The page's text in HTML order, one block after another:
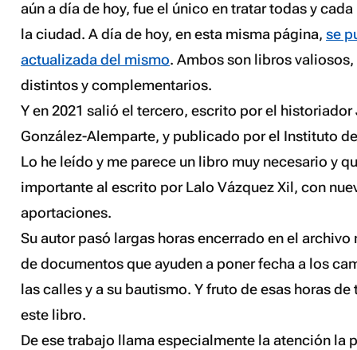
aún a día de hoy, fue el único en tratar todas y
la ciudad. A día de hoy, en esta misma página,se
actualizada del mismo. Ambos son libros
distintos y complementarios.
Y en 2021 salió el tercero, escrito por el
González-Alemparte, y publicado por el Instituto
Lo he leído y me parece un libro muy necesario y
importante al escrito por Lalo Vázquez Xil, con
aportaciones.
Su autor pasó largas horas encerrado en el
de documentos que ayuden a poner fecha a los
las calles y a su bautismo. Y fruto de esas horas
este libro.
De ese trabajo llama especialmente la atención la